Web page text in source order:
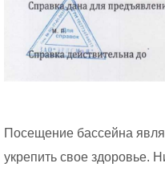
Посещение бассейна
укрепить свое здоровье.